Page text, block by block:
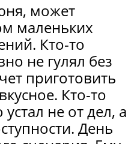
может
маленьких
Кто-то
не гулял без
приготовить
Кто-то
не от дел, а
День